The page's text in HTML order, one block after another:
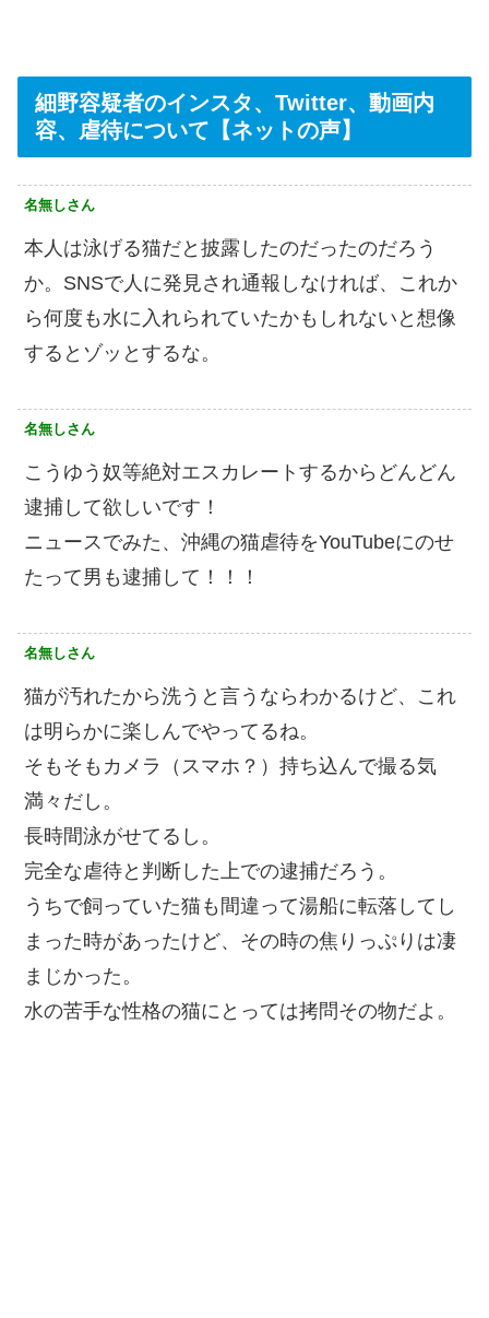
細野容疑者のインスタ、Twitter、動画内
容、虐待について【ネットの声】
名無しさん
本人は泳げる猫だと披露したのだったのだろう
か。SNSで人に発見され通報しなければ、これか
ら何度も水に入れられていたかもしれないと想像
するとゾッとするな。
名無しさん
こうゆう奴等絶対エスカレートするからどんどん
逮捕して欲しいです！
ニュースでみた、沖縄の猫虐待をYouTubeにのせ
たって男も逮捕して！！！
名無しさん
猫が汚れたから洗うと言うならわかるけど、これ
は明らかに楽しんでやってるね。
そもそもカメラ（スマホ？）持ち込んで撮る気
満々だし。
長時間泳がせてるし。
完全な虐待と判断した上での逮捕だろう。
うちで飼っていた猫も間違って湯船に転落してし
まった時があったけど、その時の焦りっぷりは凄
まじかった。
水の苦手な性格の猫にとっては拷問その物だよ。